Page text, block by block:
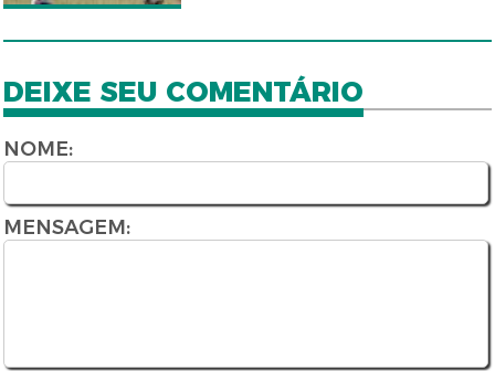
DEIXE SEU COMENTÁRIO
NOME:
MENSAGEM: